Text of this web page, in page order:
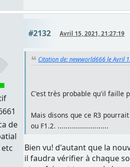
de
#2132 Avril 15, 2021, 21:27:19
Citation de: newworld666 le Avril
C'est très probable qu'il faille
Mais disons que ce R3
ou F1.2. ..........................
Bien vu! d'autant que la
il faudra vérifier à chaque